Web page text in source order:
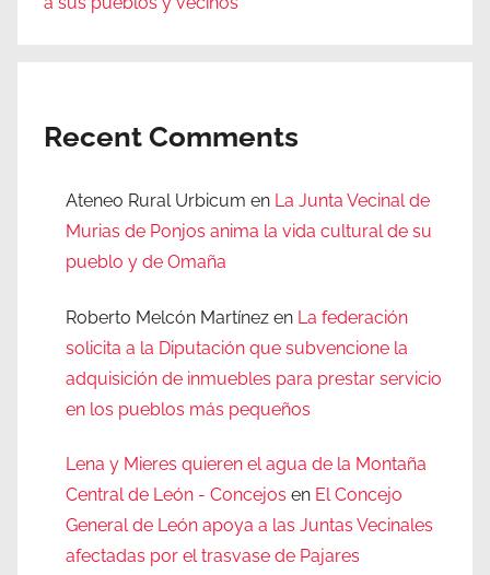
Recent Comments
Ateneo Rural Urbicum en La Junta Vecinal de
Murias de Ponjos anima la vida cultural de su
pueblo y de Omaña
Roberto Melcón Martínez en La federación
solicita a la Diputación que subvencione la
adquisición de inmuebles para prestar servicio
en los pueblos más pequeños
Lena y Mieres quieren el agua de la Montaña
Central de León - Concejos en El Concejo
General de León apoya a las Juntas Vecinales
afectadas por el trasvase de Pajares